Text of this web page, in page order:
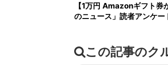
【1万円 Amazonギフト券
のニュース」読者アンケー
この記事のク